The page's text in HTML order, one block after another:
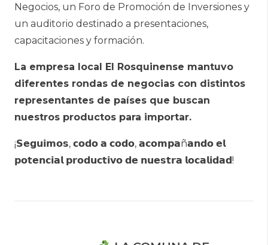
Negocios, un Foro de Promoción de Inversiones y
un auditorio destinado a presentaciones,
capacitaciones y formación.
La empresa local El Rosquinense mantuvo
diferentes rondas de negocias con distintos
representantes de países que buscan
nuestros productos para importar.
¡𝗦𝗲𝗴𝘂𝗶𝗺𝗼𝘀, 𝗰𝗼𝗱𝗼 𝗮 𝗰𝗼𝗱𝗼, 𝗮𝗰𝗼𝗺𝗽𝗮ñ𝗮𝗻𝗱𝗼 𝗲𝗹
𝗽𝗼𝘁𝗲𝗻𝗰𝗶𝗮𝗹 𝗽𝗿𝗼𝗱𝘂𝗰𝘁𝗶𝘃𝗼 𝗱𝗲 𝗻𝘂𝗲𝘀𝘁𝗿𝗮 𝗹𝗼𝗰𝗮𝗹𝗶𝗱𝗮𝗱!